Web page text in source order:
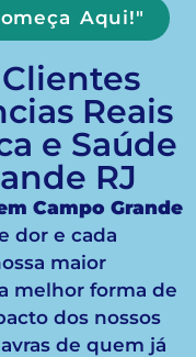
Aqui!"
Reais
e Saúde
RJ
Campo Grande
dor e cada
maior
melhor forma de
dos nossos
de quem já